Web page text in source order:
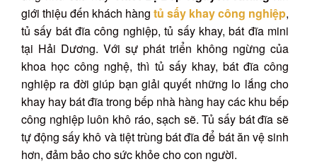
giới thiệu đến khách hàng tủ sấy khay công nghiệp,
tủ sấy bát đĩa công nghiệp, tủ sấy khay, bát đĩa mini
tại Hải Dương. Với sự phát triển không ngừng của
khoa học công nghệ, thì tủ sấy khay, bát đĩa công
nghiệp ra đời giúp bạn giải quyết những lo lắng cho
khay hay bát đĩa trong bếp nhà hàng hay các khu bếp
công nghiệp luôn khô ráo, sạch sẽ. Tủ sấy bát đĩa sẽ
tự động sấy khô và tiệt trùng bát đĩa để bát ăn vệ sinh
hơn, đảm bảo cho sức khỏe cho con người.